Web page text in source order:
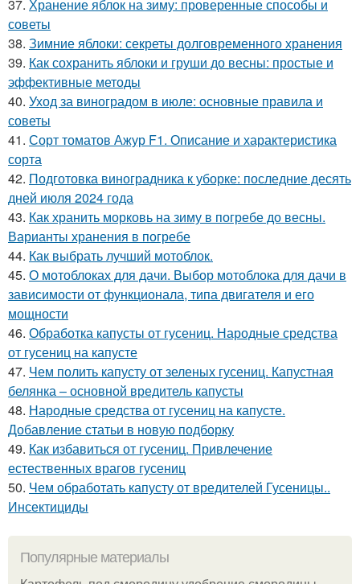
37. Хранение яблок на зиму: проверенные способы и
советы
38. Зимние яблоки: секреты долговременного хранения
39. Как сохранить яблоки и груши до весны: простые и
эффективные методы
40. Уход за виноградом в июле: основные правила и
советы
41. Сорт томатов Ажур F1. Описание и характеристика
сорта
42. Подготовка виноградника к уборке: последние десять
дней июля 2024 года
43. Как хранить морковь на зиму в погребе до весны.
Варианты хранения в погребе
44. Как выбрать лучший мотоблок.
45. О мотоблоках для дачи. Выбор мотоблока для дачи в
зависимости от функционала, типа двигателя и его
мощности
46. Обработка капусты от гусениц. Народные средства
от гусениц на капусте
47. Чем полить капусту от зеленых гусениц. Капустная
белянка – основной вредитель капусты
48. Народные средства от гусениц на капусте.
Добавление статьи в новую подборку
49. Как избавиться от гусениц. Привлечение
естественных врагов гусениц
50. Чем обработать капусту от вредителей Гусеницы..
Инсектициды
Популярные материалы